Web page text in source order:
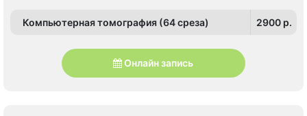
Компьютерная томография (64 среза) 2900 p.
Онлайн запись